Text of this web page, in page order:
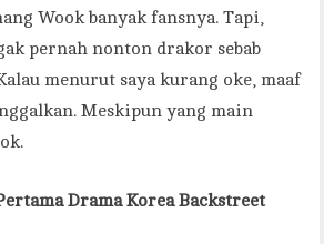
Wook banyak fansnya. Tapi,
pernah nonton drakor sebab
menurut saya kurang oke, maaf
Meskipun yang main
Drama Korea Backstreet